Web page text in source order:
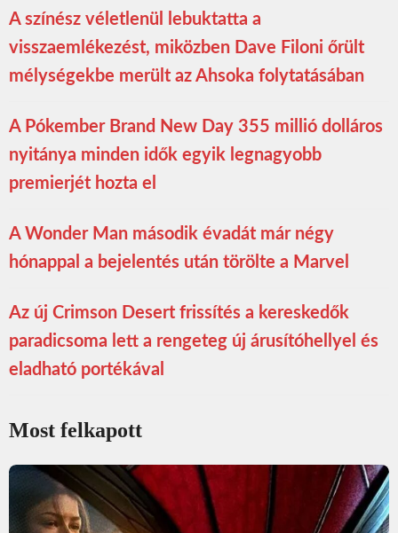
A színész véletlenül lebuktatta a
visszaemlékezést, miközben Dave Filoni őrült
mélységekbe merült az Ahsoka folytatásában
A Pókember Brand New Day 355 millió dolláros
nyitánya minden idők egyik legnagyobb
premierjét hozta el
A Wonder Man második évadát már négy
hónappal a bejelentés után törölte a Marvel
Az új Crimson Desert frissítés a kereskedők
paradicsoma lett a rengeteg új árusítóhellyel és
eladható portékával
Most felkapott